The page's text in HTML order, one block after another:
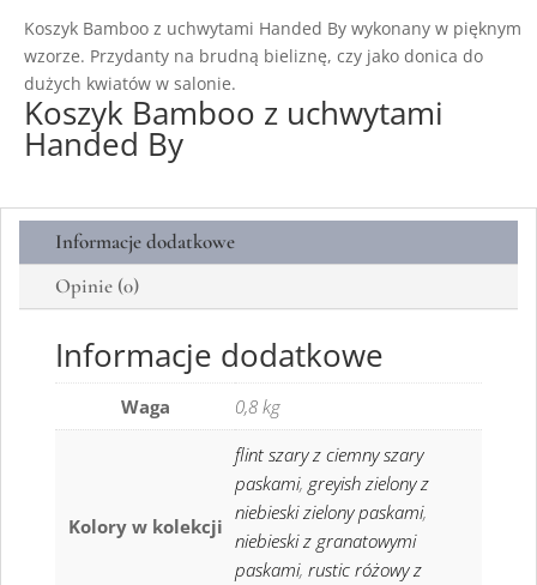
Koszyk Bamboo z uchwytami Handed By wykonany w pięknym
wzorze. Przydanty na brudną bieliznę, czy jako donica do
dużych kwiatów w salonie.
Koszyk Bamboo z uchwytami
Handed By
Informacje dodatkowe
Opinie (0)
Informacje dodatkowe
Waga 0,8 kg
Kolory w kolekcji
flint szary z ciemny szary
paskami, greyish zielony z
niebieski zielony paskami,
niebieski z granatowymi
paskami, rustic różowy z